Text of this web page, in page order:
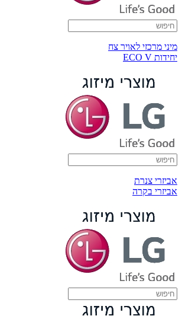
מיני מרכזי לאויר צח
יחידות ECO V
אביזרי צנרת
אביזרי בקרה